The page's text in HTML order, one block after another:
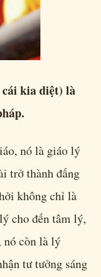
cái kia diệt) là
nó là giáo lý
trở thành đấng
không chỉ là
cho đến tâm lý,
nó còn là lý
tư tưởng sáng